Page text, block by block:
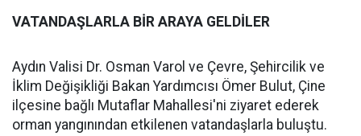
VATANDAŞLARLA BİR ARAYA GELDİLER
Aydın Valisi Dr. Osman Varol ve Çevre, Şehircilik ve
İklim Değişikliği Bakan Yardımcısı Ömer Bulut, Çine
ilçesine bağlı Mutaflar Mahallesi'ni ziyaret ederek
orman yangınından etkilenen vatandaşlarla buluştu.